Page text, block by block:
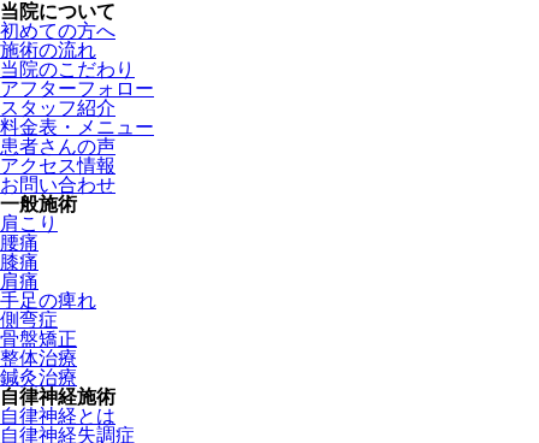
当院について
初めての方へ
施術の流れ
当院のこだわり
アフターフォロー
スタッフ紹介
料金表・メニュー
患者さんの声
アクセス情報
お問い合わせ
一般施術
肩こり
腰痛
膝痛
肩痛
手足の痺れ
側弯症
骨盤矯正
整体治療
鍼灸治療
自律神経施術
自律神経とは
自律神経失調症